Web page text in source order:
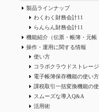
製品ラインナップ
わくわく財務会計11
らんらん財務会計11
機能紹介（伝票・帳簿・元帳
操作・運用に関する情報
使い方
コラボクラウドストレー
電子帳簿保存機能の使い方
課税取引一括変換機能の
スムーズな導入Q&A
活用術